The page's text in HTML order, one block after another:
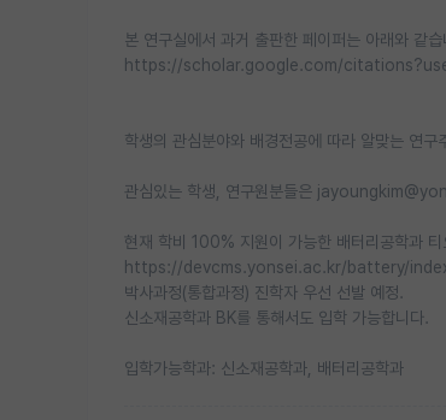
본 연구실에서 과거 출판한 페이퍼는 아래와 같습
https://scholar.google.com/
학생의 관심분야와 배경전공에 따라 알맞는 연
관심있는 학생, 연구원분들은
현재 학비 100% 지원이 가능한 배터리공학과 티
https://devcms.yonsei.ac.kr/battery/
박사과정(통합과정) 진학자 우선 선발 예정.
신소재공학과 BK를 통해서도 입학 가능합니다.
입학가능학과: 신소재공학과, 배터리공학과